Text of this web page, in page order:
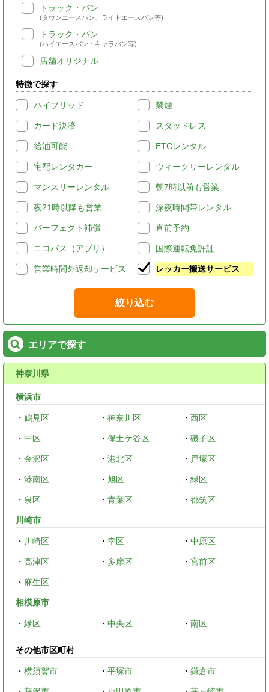
トラック・バン
(タウンエースバン、ライトエースバン等)
トラック・バン
(ハイエースバン・キャラバン等)
店舗オリジナル
特徴で探す
ハイブリッド 禁煙
カード決済 スタッドレス
給油可能 ETCレンタル
宅配レンタカー ウィークリーレンタル
マンスリーレンタル 朝7時以前も営業
夜21時以降も営業 深夜時間帯レンタル
パーフェクト補償 直前予約
ニコパス（アプリ） 国際運転免許証
営業時間外返却サービス レッカー搬送サービス
絞り込む
エリアで探す
神奈川県
横浜市
・ 鶴見区 ・ 神奈川区 ・西区
・ 中区 ・ 保土ケ谷区 ・磯子区
・ 金沢区 ・ 港北区 ・ 戸塚区
・ 港南区 ・ 旭区 ・緑区
・ 泉区 ・ 青葉区 ・都筑区
川崎市
・ 川崎区 ・ 幸区 ・中原区
・ 高津区 ・ 多摩区 ・宮前区
・ 麻生区
相模原市
・ 緑区 ・ 中央区 ・南区
その他市区町村
・ 横須賀市 ・ 平塚市 ・鎌倉市